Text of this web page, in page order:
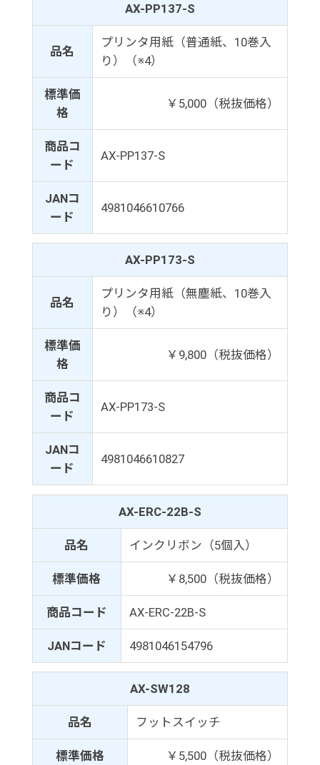
AX-PP137-S
品名
プリンタ用紙（普通紙、10巻入
り）（※4）
標準価
格
￥5,000（税抜価格）
商品コ
ード
AX-PP137-S
JANコ
ード
4981046610766
AX-PP173-S
品名
プリンタ用紙（無塵紙、10巻入
り）（※4）
標準価
格
￥9,800（税抜価格）
商品コ
ード
AX-PP173-S
JANコ
ード
4981046610827
AX-ERC-22B-S
品名 インクリボン（5個入）
標準価格 ￥8,500（税抜価格）
商品コード AX-ERC-22B-S
JANコード 4981046154796
AX-SW128
品名 フットスイッチ
標準価格 ￥5,500（税抜価格）